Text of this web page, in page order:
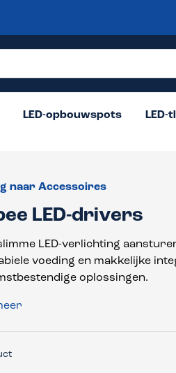
LED-opbouwspots
naar Accessoires
LED-drivers
LED-verlichting
voeding en makkelijke
oplossingen.